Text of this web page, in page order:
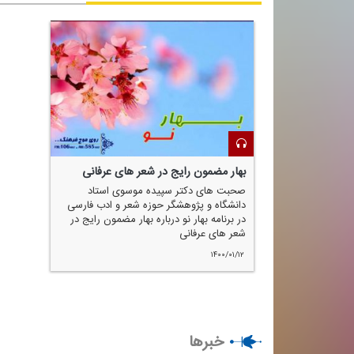
بهار مضمون رایج در شعر های عرفانی
صحبت های دكتر سپیده موسوی استاد
دانشگاه و پژوهشگر حوزه شعر و ادب فارسی
در برنامه بهار نو درباره بهار مضمون رایج در
شعر های عرفانی
۱۴۰۰/۰۱/۱۲
خبرها